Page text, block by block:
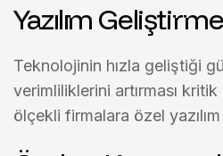
Yazılım
Teknolojinin hızla geliştiği
verimliliklerini artırması
ölçekli firmalara özel